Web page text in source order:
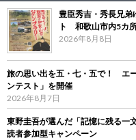
豊臣秀吉・秀長兄弟
ト 和歌山市内5カ
2026年8月8日
旅の思い出を五・七・五で！ エ
ンテスト」を開催
2026年8月7日
東野圭吾が選んだ「記憶に残る
読者参加型キャンペーン